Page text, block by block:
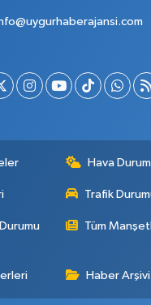
Hava
Trafik
Tüm
Haber Arşivi